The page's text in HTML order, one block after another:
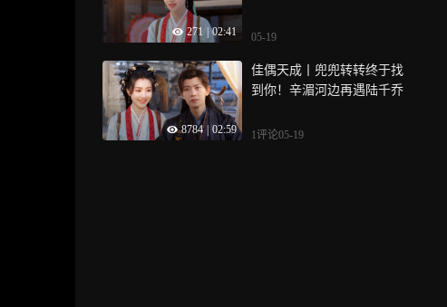
271 02:41 05-19
8784 02:59
佳偶天成丨兜兜转转终于找
到你！辛湄河边再遇陆千乔
1评论05-19